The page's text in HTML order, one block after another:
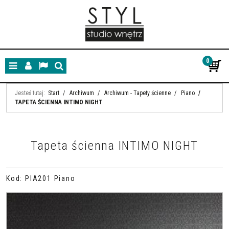
MenuPanelLangSzukaj
0
Jesteś tutaj: Start / Archiwum / Archiwum - Tapety ścienne / Piano /
TAPETA ŚCIENNA INTIMO NIGHT
Tapeta ścienna INTIMO NIGHT
Kod : PIA201 Piano